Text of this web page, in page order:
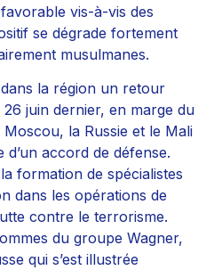
vis-à-vis des
se dégrade fortement
musulmanes.
la région un retour
juin dernier, en marge du
la Russie et le Mali
accord de défense.
formation de spécialistes
dans les opérations de
contre le terrorisme.
du groupe Wagner,
qui s’est illustrée